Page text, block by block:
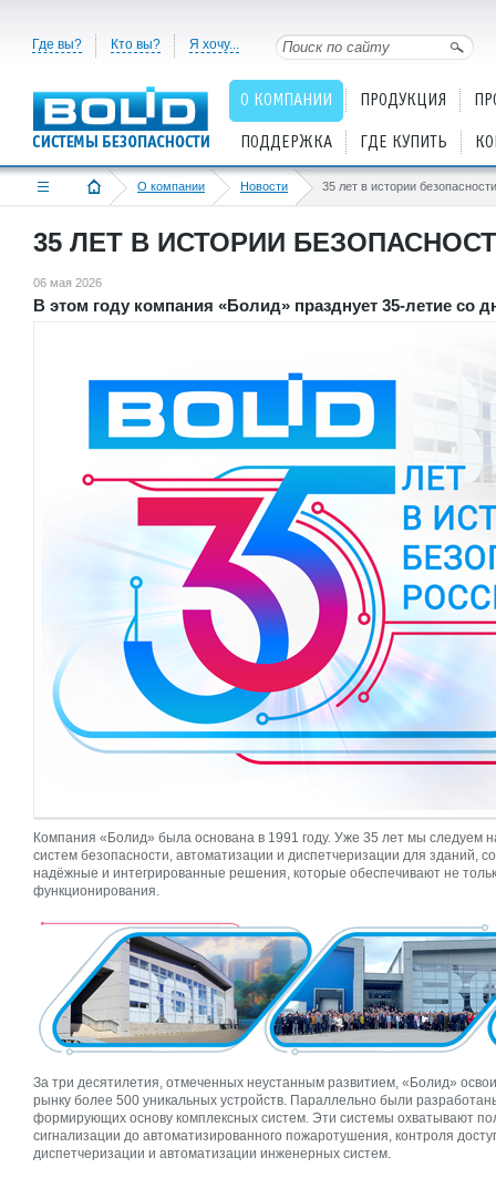
Где вы? Кто вы? Я хочу...
О КОМПАНИИ ПРОДУКЦИЯ
ПОДДЕРЖКА ГДЕ КУПИТЬ
О компании Новости 35 лет в истории
35 ЛЕТ В ИСТОРИИ
06 мая 2026
В этом году компания «Болид» празднует 35-летие со
Компания «Болид» была основана в 1991 году. Уже 35 лет мы
систем безопасности, автоматизации и диспетчеризации для зданий,
надёжные и интегрированные решения, которые обеспечивают не
функционирования.
За три десятилетия, отмеченных неустанным развитием, «Болид»
рынку более 500 уникальных устройств. Параллельно были
формирующих основу комплексных систем. Эти системы охватывают
сигнализации до автоматизированного пожаротушения, контроля
диспетчеризации и автоматизации инженерных систем.